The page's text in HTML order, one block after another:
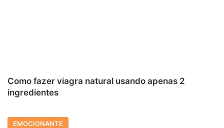
Como fazer viagra natural usando apenas 2
ingredientes
EMOCIONANTE